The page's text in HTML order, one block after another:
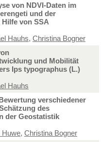
von NDVI-Daten im
und der
von SSA
Hauhs, Christina Bogner
und Mobilität
Ips typographus (L.)
Hauhs
verschiedener
des
der Geostatistik
Huwe, Christina Bogner